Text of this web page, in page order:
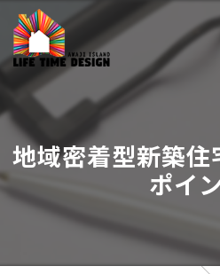
地域密着型新築
ポイ